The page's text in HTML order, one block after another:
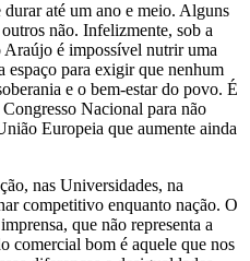
até um ano e meio. Alguns
não. Infelizmente, sob a
é impossível nutrir uma
espaço para exigir que nenhum
e o bem-estar do povo. É
Nacional para não
Europeia que aumente ainda
nas Universidades, na
competitivo enquanto nação. O
que não representa a
comercial bom é aquele que nos